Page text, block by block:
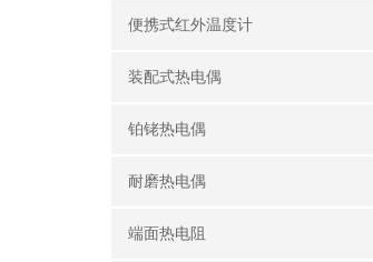
便携式红外温度计
装配式热电偶
铂铑热电偶
耐磨热电偶
端面热电阻